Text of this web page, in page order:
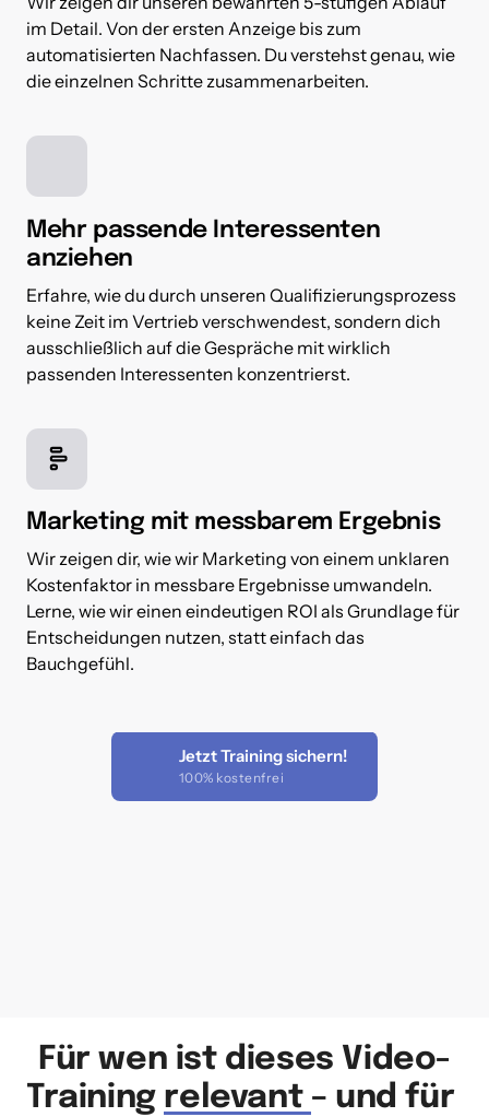
im Detail. Von der ersten Anzeige bis zum
automatisierten Nachfassen. Du verstehst genau, wie
die einzelnen Schritte zusammenarbeiten.
Mehr passende Interessenten
anziehen
Erfahre, wie du durch unseren Qualifizierungsprozess
keine Zeit im Vertrieb verschwendest, sondern dich
ausschließlich auf die Gespräche mit wirklich
passenden Interessenten konzentrierst.
Marketing mit messbarem Ergebnis
Wir zeigen dir, wie wir Marketing von einem unklaren
Kostenfaktor in messbare Ergebnisse umwandeln.
Lerne, wie wir einen eindeutigen ROI als Grundlage für
Entscheidungen nutzen, statt einfach das
Bauchgefühl.
Jetzt Training sichern!
100% kostenfrei
Für wen ist dieses Video-
Training relevant – und für